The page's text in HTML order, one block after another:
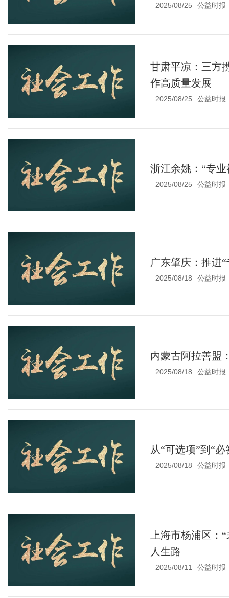
2025/08/25 公益时报
甘肃平凉：三方
作高质量发展
2025/08/25 公益时报
浙江余姚：“专
2025/08/25 公益时报
广东肇庆：推进
2025/08/18 公益时报
内蒙古阿拉善盟
2025/08/18 公益时报
从“可选项”到“
2025/08/18 公益时报
上海市杨浦区：
人生路
2025/08/11 公益时报